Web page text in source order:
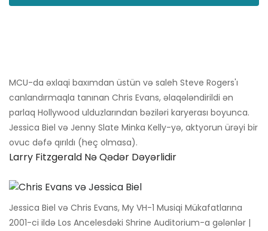
MCU-da əxlaqi baxımdan üstün və saleh Steve Rogers'ı
canlandırmaqla tanınan Chris Evans, əlaqələndirildi ən
parlaq Hollywood ulduzlarından bəziləri karyerası boyunca.
Jessica Biel və Jenny Slate Minka Kelly-yə, aktyorun ürəyi bir
ovuc dəfə qırıldı (heç olmasa).
Larry Fitzgerald Nə Qədər Dəyərlidir
Jessica Biel və Chris Evans, My VH-1 Musiqi Mükafatlarına
2001-ci ildə Los Ancelesdəki Shrine Auditorium-a gələnlər |